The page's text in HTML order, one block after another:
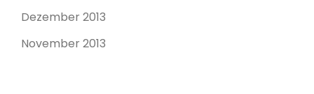
Dezember 2013
November 2013